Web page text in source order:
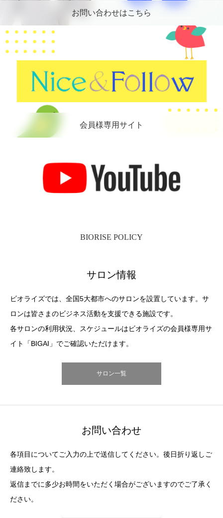
お問い合わせはこちら
会員様専用サイト
BIORISE POLICY
サロン情報
ビオライズでは、全国5大都市へのサロンを設置しています。サ
ロンは皆さまのビジネス活動を支援できる施設です。
各サロンの利用状況、スケジュールはビオライズの会員様専用サ
イト「BIGAI」でご確認いただけます。
サロン一覧
お問い合わせ
各項目についてご入力の上で送信してください。後日折り返しご
連絡致します。
返信までに多少お時間をいただく場合がございますのでご了承く
ださい。